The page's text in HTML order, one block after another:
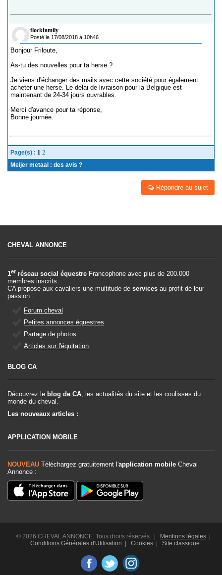
flockfamily
Posté le 17/08/2018 à 10h46
Bonjour Friloute,
As-tu des nouvelles pour ta herse ?
Je viens d'échanger des mails avec cette société pour également
acheter une herse. Le délai de livraison pour la Belgique est
maintenant de 24-34 jours ouvrables.
Merci d'avance pour ta réponse,
Bonne journée.
Page(s) : 1 2
Meijer metaal : des avis ?
Répondre au sujet
CHEVAL ANNONCE
1er réseau social équestre Francophone avec plus de 200.000
membres inscrits.
CA propose aux cavaliers une multitude de services au profit de leur
passion :
Forum cheval
Petites annonces équestres
Partage de photos
Articles sur l'équitation
BLOG CA
Découvrez le blog de CA, les actualités du site et les coulisses du
monde du cheval.
Les nouveaux articles :
APPLICATION MOBILE
NOUVEAU Téléchargez gratuitement l'application mobile Cheval
Annonce :
© 2026 CHEVAL ANNONCE. Tous droits réservés. | Mentions légales|
Conditions Générales d'Utilisation
Cookies| Site classique